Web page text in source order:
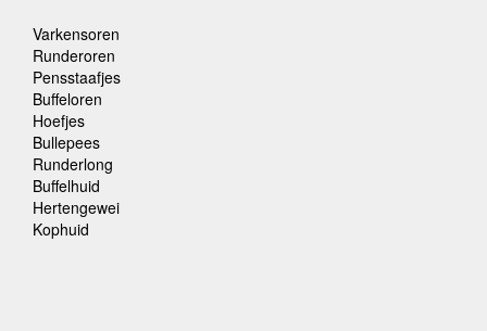
Varkensoren
Runderoren
Pensstaafjes
Buffeloren
Hoefjes
Bullepees
Runderlong
Buffelhuid
Hertengewei
Kophuid